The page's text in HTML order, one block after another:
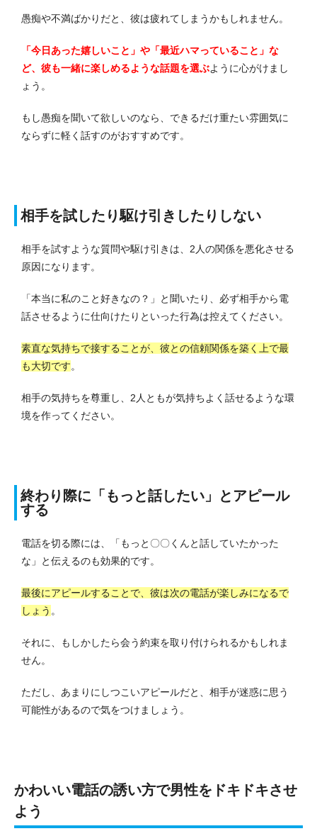
愚痴や不満ばかりだと、彼は疲れてしまうかもしれません。
「今日あった嬉しいこと」や「最近ハマっていること」な
ど、彼も一緒に楽しめるような話題を選ぶように心がけまし
ょう。
もし愚痴を聞いて欲しいのなら、できるだけ重たい雰囲気に
ならずに軽く話すのがおすすめです。
相手を試したり駆け引きしたりしない
相手を試すような質問や駆け引きは、2人の関係を悪化させる
原因になります。
「本当に私のこと好きなの？」と聞いたり、必ず相手から電
話させるように仕向けたりといった行為は控えてください。
素直な気持ちで接することが、彼との信頼関係を築く上で最
も大切です。
相手の気持ちを尊重し、2人ともが気持ちよく話せるような環
境を作ってください。
終わり際に「もっと話したい」とアピール
する
電話を切る際には、「もっと〇〇くんと話していたかった
な」と伝えるのも効果的です。
最後にアピールすることで、彼は次の電話が楽しみになるで
しょう 。
それに、もしかしたら会う約束を取り付けられるかもしれま
せん。
ただし、あまりにしつこいアピールだと、相手が迷惑に思う
可能性があるので気をつけましょう。
かわいい電話の誘い方で男性をドキドキさせ
よう